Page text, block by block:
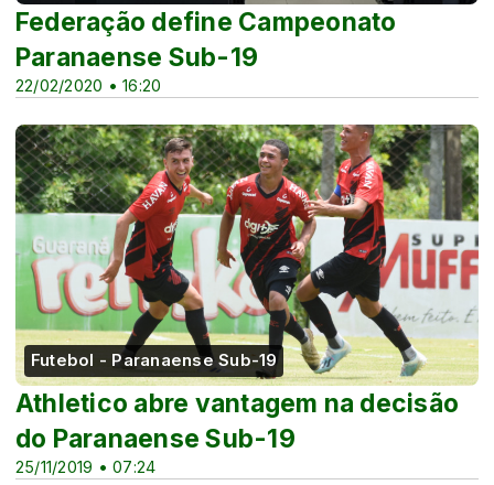
22/02/2020 • 16:20
Federação define Campeonato
Paranaense Sub-19
Futebol - Paranaense Sub-19
25/11/2019 • 07:24
Athletico abre vantagem na decisão
do Paranaense Sub-19